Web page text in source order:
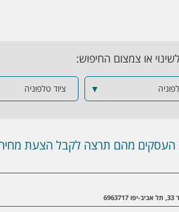
או צמצום החיפוש:
▼ ציוד טלפוניה
מהם תרצה לקבל הצעת